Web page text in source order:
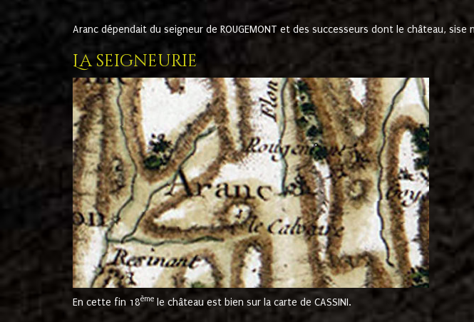
Aranc dépendait du seigneur de ROUGEMONT et des successeurs dont le château,
La seigneurie
En cette fin 18ème le château est bien sur la carte de CASSINI.